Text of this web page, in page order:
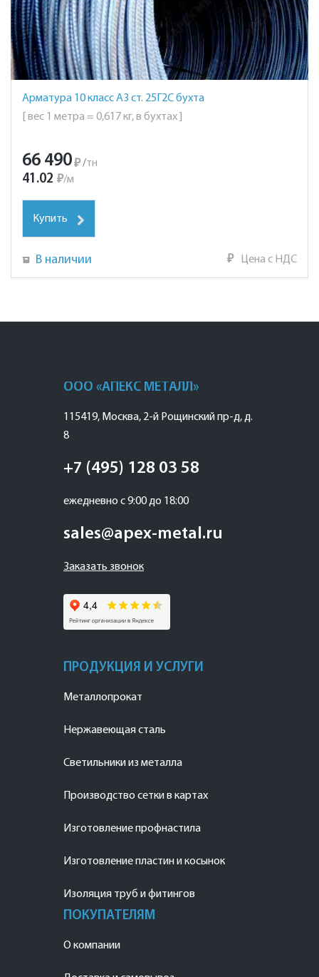
Арматура 10 класс А3 ст. 25Г2С бухта
[ вес 1 метра = 0,617 кг, в бухтах ]
66 490₽ /тн
41.02 ₽/м
Купить
В наличии ₽ Цена с НДС
ООО «АПЕКС МЕТАЛЛ»
115419, Москва, 2-й Рощинский пр-д, д.
8
+7 (495) 128 03 58
ежедневно с 9:00 до 18:00
sales@apex-metal.ru
Заказать звонок
ПРОДУКЦИЯ И УСЛУГИ
Металлопрокат
Нержавеющая сталь
Светильники из металла
Производство сетки в картах
Изготовление профнастила
Изготовление пластин и косынок
Изоляция труб и фитингов
ПОКУПАТЕЛЯМ
О компании